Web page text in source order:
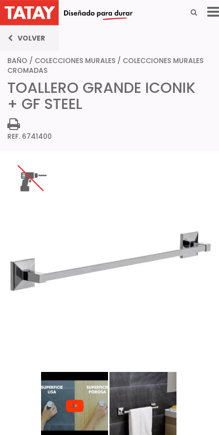
VOLVER
BAÑO / COLECCIONES MURALES / COLECCIONES MURALES
CROMADAS
TOALLERO GRANDE ICONIK
+ GF STEEL
REF. 6741400